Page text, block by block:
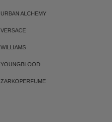
URBAN ALCHEMY
VERSACE
WILLIAMS
YOUNGBLOOD
ZARKOPERFUME